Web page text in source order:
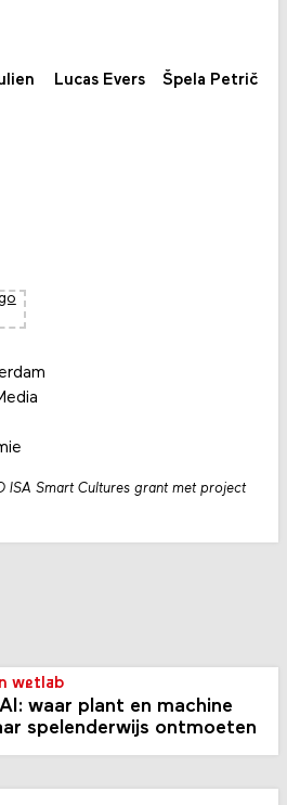
Lucas Evers Špela Petrič
ISA Smart Cultures grant met project
wetlab
waar plant en machine
spelenderwijs ontmoeten